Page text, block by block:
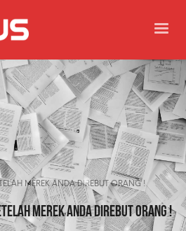
MEREK ANDA DIREBUT ORANG !
MEREK ANDA DIREBUT ORANG !